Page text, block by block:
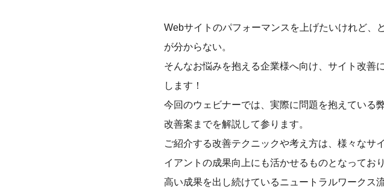
Webサイトのパフォーマンスを上げたいけれど、
が分からない。
そんなお悩みを抱える企業様へ向け、サイト改善
します！
今回のウェビナーでは、実際に問題を抱えている
改善案までを解説して参ります。
ご紹介する改善テクニックや考え方は、様々なサ
イアントの成果向上にも活かせるものとなっており
高い成果を出し続けているニュートラルワークス